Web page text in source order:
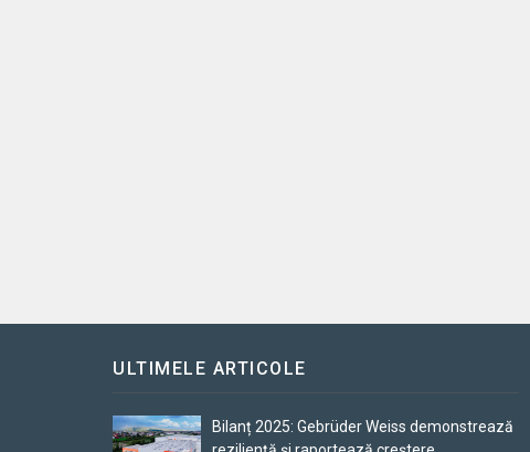
ULTIMELE ARTICOLE
Bilanț 2025: Gebrüder Weiss demonstrează